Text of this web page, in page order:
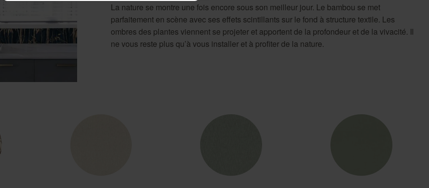
La nature se montre une fois encore sous son meilleur jour. Le bambou se met
parfaitement en scène avec ses effets scintillants sur le fond à structure textile. Les
ombres des plantes viennent se projeter et apportent de la profondeur et de la vivacité. Il
ne vous reste plus qu’à vous installer et à profiter de la nature.